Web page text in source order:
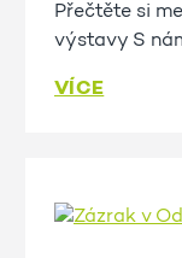
Přečtěte si
výstavy S
VÍCE